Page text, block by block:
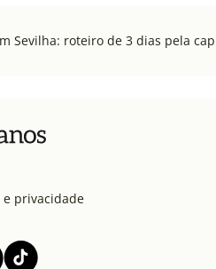
Sevilha: roteiro de 3 dias pela
e privacidade